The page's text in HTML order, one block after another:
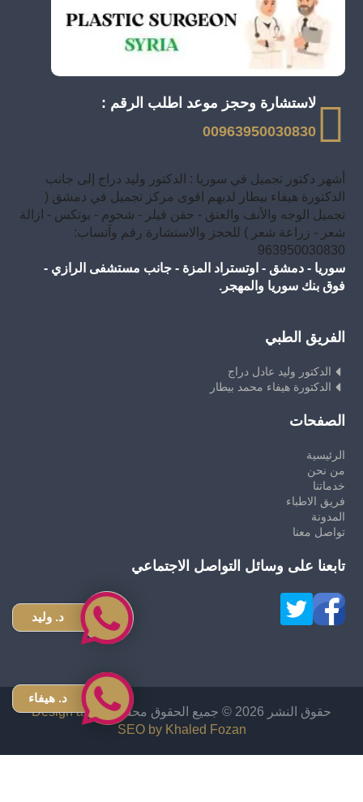
لاستشارة وحجز موعد اطلب الرقم :
00963950030830
أشهر دكتور تجميل في سوريا : الدكتور وليد دراج إلى جانب
الدكتورة هيفاء بيطار لديهم اقوى مركز تجميل في دمشق (
تجميل الوجه والأنف والعنق - حقن فيلر - شحوم - بوتكس - ازالة
شعر - زراعة شعر ) للحجز والاستشارة رقم وآتساب:
963950030830
سوريا - دمشق - اوتستراد المزة - جانب مستشفى الرازي -
فوق بنك سوريا والمهجر.
الفريق الطبي
الدكتور وليد عادل دراج
الدكتورة هيفاء محمد بيطار
الصفحات
الرئيسية
من نحن
خدماتنا
فريق الاطباء
المدونة
تواصل معنا
تابعنا على وسائل التواصل الاجتماعي
حقوق النشر 2026 © جميع الحقوق محفوظة
Design and
SEO by Khaled Fozan
د. وليد
د. هيفاء